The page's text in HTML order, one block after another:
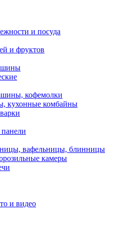
и посуда
и фруктов
кофемолки
кухонные комбайны
вафельницы, блинницы
камеры
и видео